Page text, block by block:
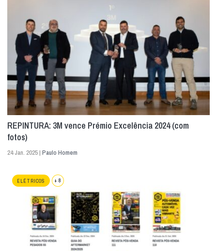
REPINTURA: 3M vence Prémio Excelência 2024 (com
fotos)
24 Jan. 2025 | Paulo Homem
ELÉTRICOS + 8